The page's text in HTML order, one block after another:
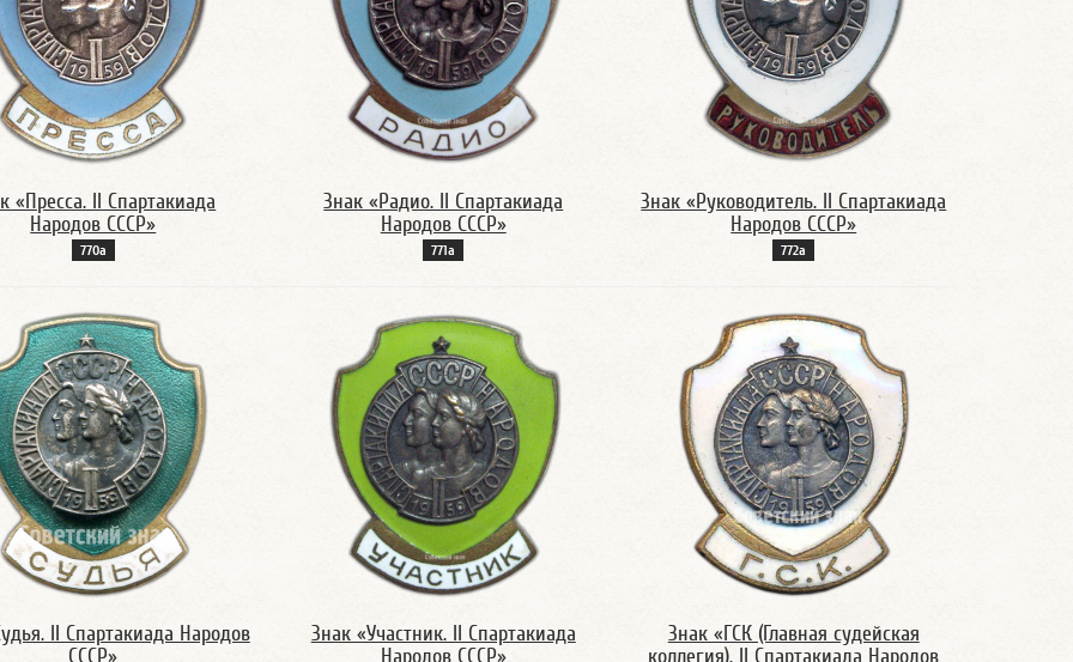
«Пресса. II Спартакиада
Народов СССР»
770а
Знак «Радио. II Спартакиада
Народов СССР»
771а
Знак «Руководитель. II Спартакиада
Народов СССР»
772а
II Спартакиада Народов
СССР»
Знак «Участник. II Спартакиада
Народов СССР»
Знак «ГСК (Главная судейская
коллегия). II Спартакиада Народов